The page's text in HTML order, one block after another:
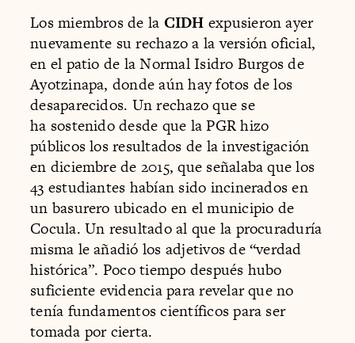
Los miembros de la CIDH expusieron ayer
nuevamente su rechazo a la versión oficial,
en el patio de la Normal Isidro Burgos de
Ayotzinapa, donde aún hay fotos de los
desaparecidos. Un rechazo que se
ha sostenido desde que la PGR hizo
públicos los resultados de la investigación
en diciembre de 2015, que señalaba que los
43 estudiantes habían sido incinerados en
un basurero ubicado en el municipio de
Cocula. Un resultado al que la procuraduría
misma le añadió los adjetivos de “verdad
histórica”. Poco tiempo después hubo
suficiente evidencia para revelar que no
tenía fundamentos científicos para ser
tomada por cierta.